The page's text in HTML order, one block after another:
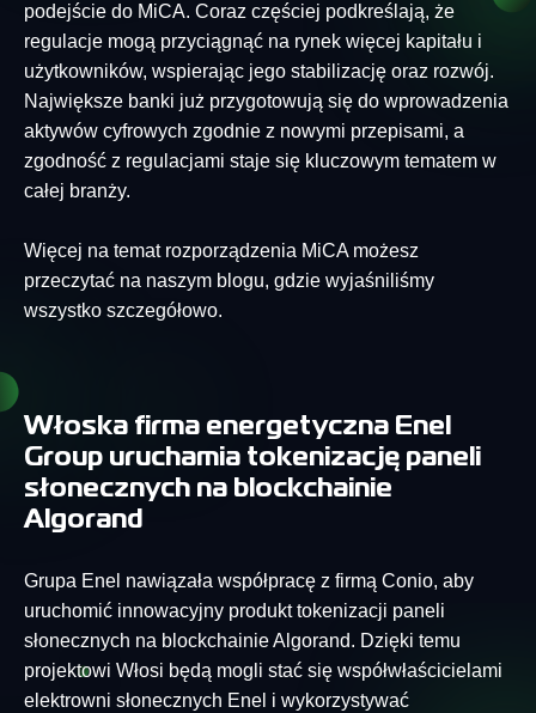
podejście do MiCA. Coraz częściej podkreślają, że
regulacje mogą przyciągnąć na rynek więcej kapitału i
użytkowników, wspierając jego stabilizację oraz rozwój.
Największe banki już przygotowują się do wprowadzenia
aktywów cyfrowych zgodnie z nowymi przepisami, a
zgodność z regulacjami staje się kluczowym tematem w
całej branży.
Więcej na temat rozporządzenia MiCA możesz
przeczytać na naszym blogu, gdzie wyjaśniliśmy
wszystko szczegółowo.
Włoska firma energetyczna Enel
Group uruchamia tokenizację paneli
słonecznych na blockchainie
Algorand
Grupa Enel nawiązała współpracę z firmą Conio, aby
uruchomić innowacyjny produkt tokenizacji paneli
słonecznych na blockchainie Algorand. Dzięki temu
projektowi Włosi będą mogli stać się współwłaścicielami
elektrowni słonecznych Enel i wykorzystywać